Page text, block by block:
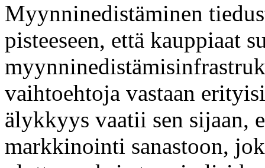
Myynninedistäminen
pisteeseen, että kauppiaat
vaihtoehtoja vastaan
älykkyys vaatii sen sijaan,
markkinointi sanastoon,